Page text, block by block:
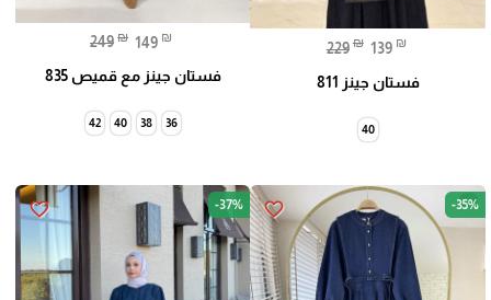
229 ₪ 139 ₪
فستان جينز 811
40
249 ₪ 149 ₪
فستان جينز مع قميص 835
36
38
40
42
favorite_border -35%
favorite_border -37%